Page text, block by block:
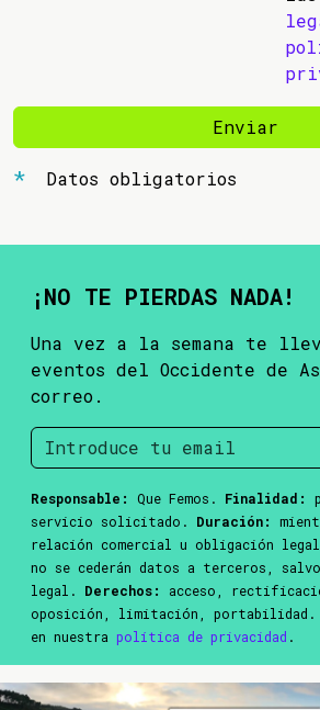
Enviar
Datos obligatorios
¡NO TE PIERDAS NADA!
Una vez a la semana te
eventos del Occidente de
correo.
Responsable: Que Femos. Finalidad:
servicio solicitado. Duración:
relación comercial u obligación
no se cederán datos a terceros,
legal. Derechos:
acceso,
oposición, limitación, portabilidad.
en nuestra política de privacidad .